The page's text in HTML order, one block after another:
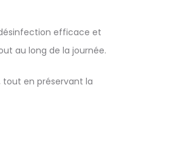
efficace et
au long de la journée.
tout en préservant la